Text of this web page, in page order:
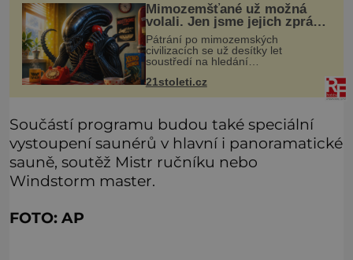
Mimozemšťané už možná
volali. Jen jsme jejich zprávu
nedokázali rozpoznat
Pátrání po mimozemských
civilizacích se už desítky let
soustředí na hledání
které by příroda sama vytvořila jen
stěží. Nová studie však naznačuje,
21stoleti.cz
Součástí programu budou také speciální
vystoupení saunérů v hlavní i panoramatické
sauně, soutěž Mistr ručníku nebo
Windstorm master.
FOTO: AP